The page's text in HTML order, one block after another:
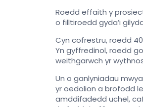
Roedd effaith y
o filltiroedd gyda’i
Cyn cofrestru, roedd
Yn gyffredinol, roedd
weithgarwch yr
Un o ganlyniadau
yr oedolion a brofodd
amddifadedd uchel,